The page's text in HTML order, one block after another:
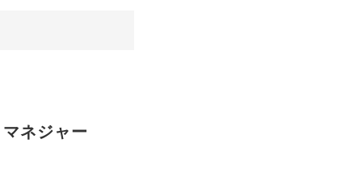
ネジャー